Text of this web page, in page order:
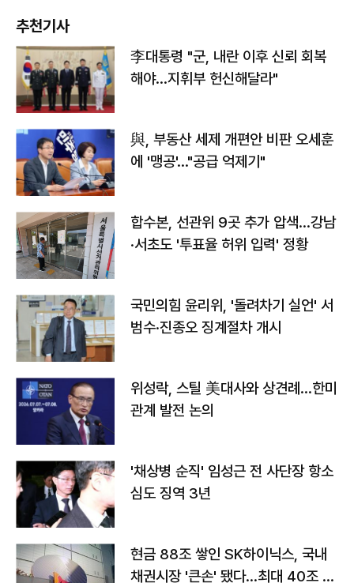
추천기사
李대통령 "군, 내란 이후 신뢰 회복
해야…지휘부 헌신해달라"
與, 부동산 세제 개편안 비판 오세훈
에 '맹공'…"공급 억제기"
합수본, 선관위 9곳 추가 압색…강남
·서초도 '투표율 허위 입력' 정황
국민의힘 윤리위, '돌려차기 실언' 서
범수·진종오 징계절차 개시
위성락, 스틸 美대사와 상견례…한미
관계 발전 논의
'채상병 순직' 임성근 전 사단장 항소
심도 징역 3년
현금 88조 쌓인 SK하이닉스, 국내
채권시장 '큰손' 됐다…최대 40조 투